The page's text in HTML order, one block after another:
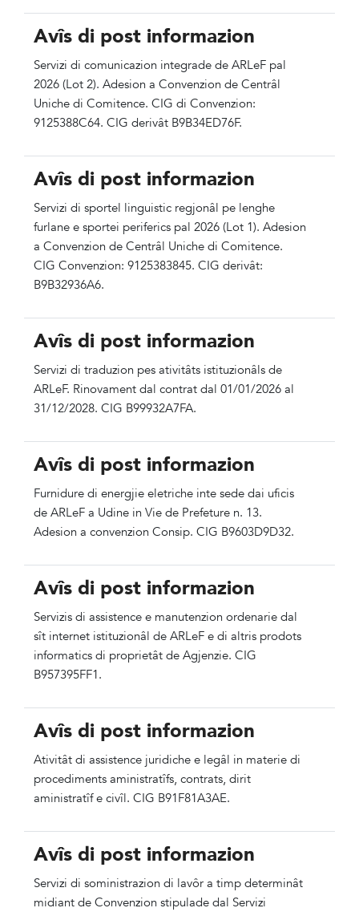
Avîs di post informazion
Servizi di comunicazion integrade de ARLeF pal
2026 (Lot 2). Adesion a Convenzion de Centrâl
Uniche di Comitence. CIG di Convenzion:
9125388C64. CIG derivât B9B34ED76F.
Avîs di post informazion
Servizi di sportel linguistic regjonâl pe lenghe
furlane e sportei periferics pal 2026 (Lot 1). Adesion
a Convenzion de Centrâl Uniche di Comitence.
CIG Convenzion: 9125383845. CIG derivât:
B9B32936A6.
Avîs di post informazion
Servizi di traduzion pes ativitâts istituzionâls de
ARLeF. Rinovament dal contrat dal 01/01/2026 al
31/12/2028. CIG B99932A7FA.
Avîs di post informazion
Furnidure di energjie eletriche inte sede dai uficis
de ARLeF a Udine in Vie de Prefeture n. 13.
Adesion a convenzion Consip. CIG B9603D9D32.
Avîs di post informazion
Servizis di assistence e manutenzion ordenarie dal
sît internet istituzionâl de ARLeF e di altris prodots
informatics di proprietât de Agjenzie. CIG
B957395FF1.
Avîs di post informazion
Ativitât di assistence juridiche e legâl in materie di
procediments aministratîfs, contrats, dirit
aministratîf e civîl. CIG B91F81A3AE.
Avîs di post informazion
Servizi di soministrazion di lavôr a timp determinât
midiant de Convenzion stipulade dal Servizi